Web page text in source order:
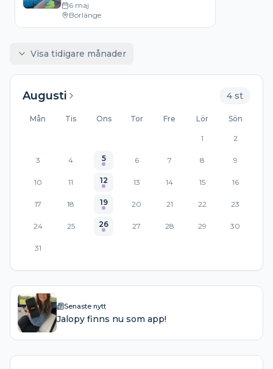
6 maj
Borlänge
Visa tidigare månader
Augusti 4 st
Mån Tis Ons Tor Fre Lör Sön
1 2
3 4 5 6 7 8 9
10 11 12 13 14 15 16
17 18 19 20 21 22 23
24 25 26 27 28 29 30
31
Senaste nytt
Jalopy finns nu som app!